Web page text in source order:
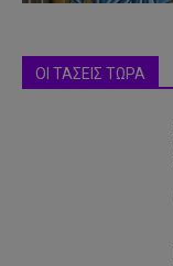
ΟΙ ΤΑΣΕΙΣ ΤΩΡΑ